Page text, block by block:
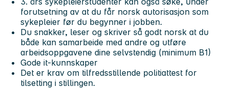
forutsetning av at du får norsk autorisasjon som
sykepleier før du begynner i jobben.
Du snakker, leser og skriver så godt norsk at du
både kan samarbeide med andre og utføre
arbeidsoppgavene dine selvstendig (minimum B1)
Gode it-kunnskaper
Det er krav om tilfredsstillende politiattest for
tilsetting i stillingen.